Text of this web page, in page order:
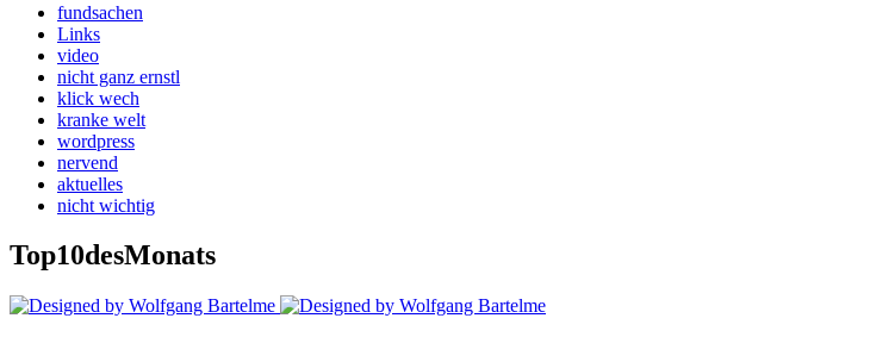
fundsachen
Links
video
nicht ganz ernstl
klick wech
kranke welt
wordpress
nervend
aktuelles
nicht wichtig
Top10desMonats